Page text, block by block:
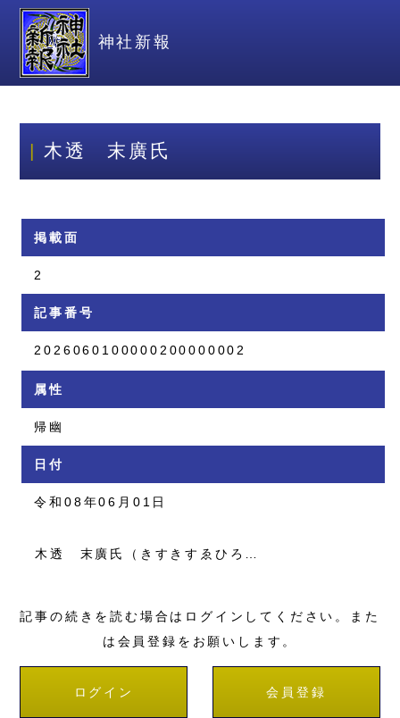
神社新報
木透 末廣氏
掲載面
2
記事番号
2026060100000200000002
属性
帰幽
日付
令和08年06月01日
木透 末廣氏（きすきすゑひろ…
記事の続きを読む場合はログインしてください。また
は会員登録をお願いします。
ログイン 会員登録